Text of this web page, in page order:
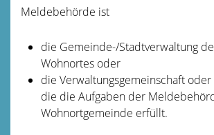
Meldebehörde ist
die Gemeinde-/Stadtverwaltung
Wohnortes oder
die Verwaltungsgemeinschaft
die die Aufgaben der
Wohnortgemeinde erfüllt.